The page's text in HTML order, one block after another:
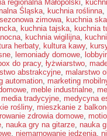
regionalna Małopolski,
Śląska, kuchnia roślinna,
zimowa, kuchnia
, kuchnia tajska, kuchnia
, kuchnia wigilijna,
herbaty, kultura kawy,
, lemoniady domowe,
do pracy, łyżwiarstwo,
abstrakcyjne, malarstwo
automation, marketing
, meble industrialne,
media tradycyjne, medycyna
rośliny, mieszkanie z
zdrowia domowe,
, nauka gry na gitarze, nauka
, niemarnowanie jedzenia,